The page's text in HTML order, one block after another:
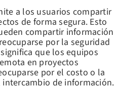
a los usuarios compartir
de forma segura. Esto
compartir información
por la seguridad
que los equipos
en proyectos
por el costo o la
de información.